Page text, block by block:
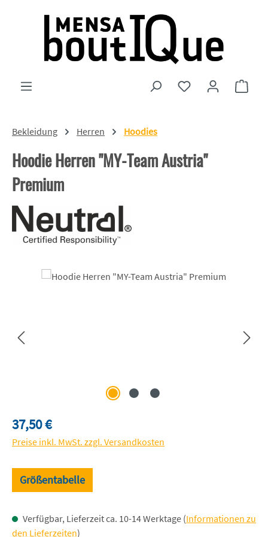
Zum Hauptinhalt springen
Du hast 0
Bekleidung Herren Hoodies
Hoodie Herren "MY-Team Austria"
Premium
Bildergalerie überspringen
Regulärer Preis:
37,50 €
Preise inkl. MwSt. zzgl. Versandkosten
Größentabelle
Verfügbar, Lieferzeit ca. 10-14 Werktage (Informationen zu
den Lieferzeiten)